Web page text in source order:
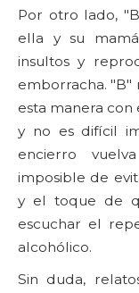
Por otro lado,
ella y su
insultos y
emborracha. "B"
esta manera
y no es difícil
encierro
imposible de
y el toque de
escuchar el
alcohólico.
Sin duda,